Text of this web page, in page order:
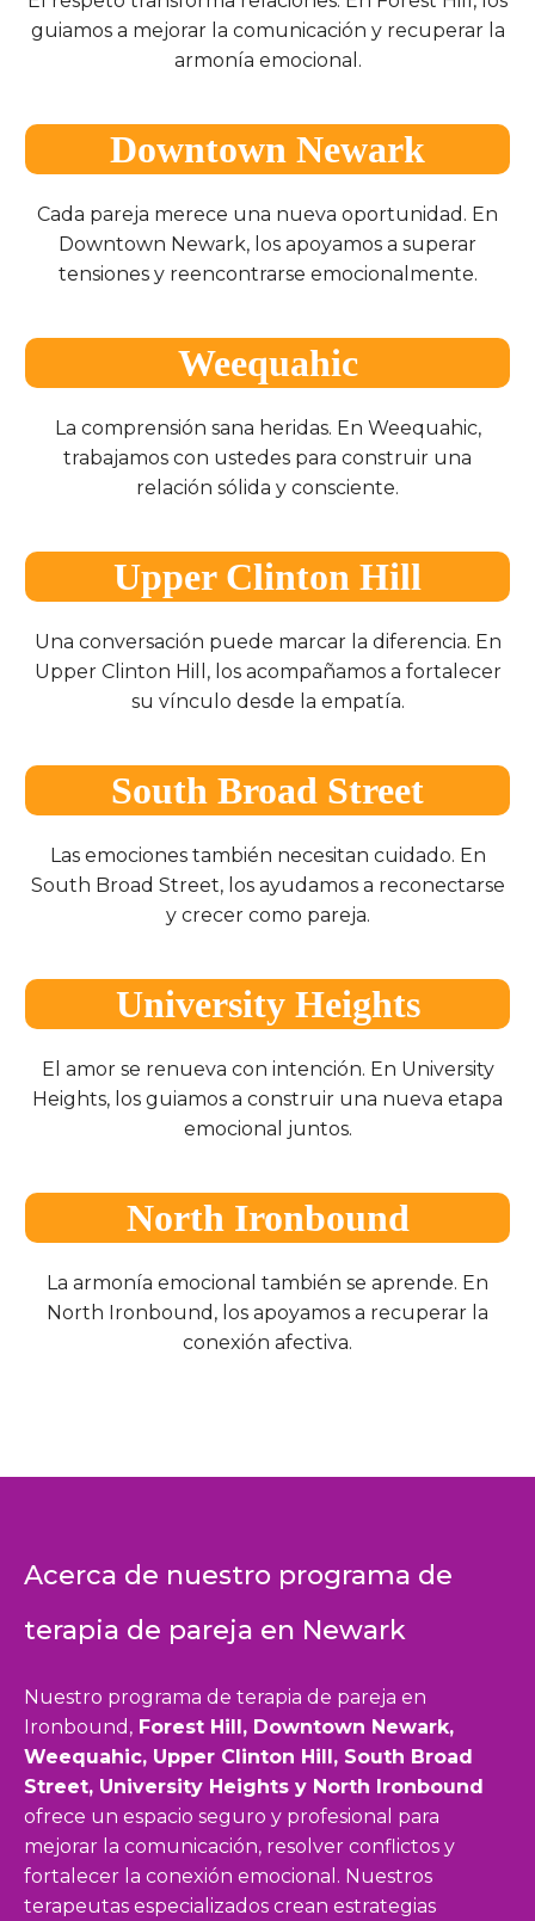
guiamos a mejorar la comunicación y recuperar la
armonía emocional.
Downtown Newark
Cada pareja merece una nueva oportunidad. En
Downtown Newark, los apoyamos a superar
tensiones y reencontrarse emocionalmente.
Weequahic
La comprensión sana heridas. En Weequahic,
trabajamos con ustedes para construir una
relación sólida y consciente.
Upper Clinton Hill
Una conversación puede marcar la diferencia. En
Upper Clinton Hill, los acompañamos a fortalecer
su vínculo desde la empatía.
South Broad Street
Las emociones también necesitan cuidado. En
South Broad Street, los ayudamos a reconectarse
y crecer como pareja.
University Heights
El amor se renueva con intención. En University
Heights, los guiamos a construir una nueva etapa
emocional juntos.
North Ironbound
La armonía emocional también se aprende. En
North Ironbound, los apoyamos a recuperar la
conexión afectiva.
Acerca de nuestro programa de
terapia de pareja en Newark
Nuestro programa de terapia de pareja en
Ironbound, Forest Hill, Downtown Newark,
Weequahic, Upper Clinton Hill, South Broad
Street, University Heights y North Ironbound
ofrece un espacio seguro y profesional para
mejorar la comunicación, resolver conflictos y
fortalecer la conexión emocional. Nuestros
terapeutas especializados crean estrategias